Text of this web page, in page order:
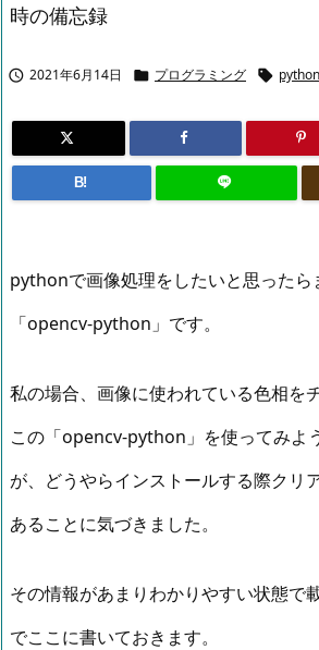
時の備忘録
 2021年6月14日  プログラミング  python
B!
pythonで画像処理をしたいと思ったら
「opencv-python」です。
私の場合、画像に使われている色相を
この「opencv-python」を使ってみよ
が、どうやらインストールする際クリ
あることに気づきました。
その情報があまりわかりやすい状態で
でここに書いておきます。